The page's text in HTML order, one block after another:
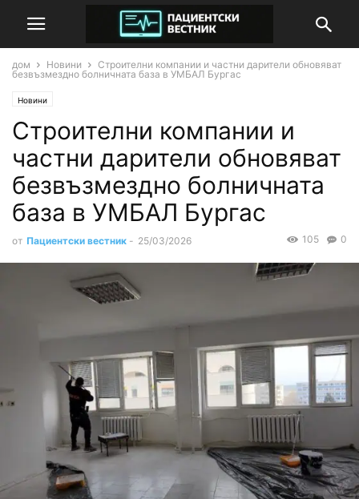
дом Новини
Строителни компании и частни дарители обновяват
безвъзмездно болничната база в УМБАЛ Бургас
Новини
Строителни компании и
частни дарители обновяват
безвъзмездно болничната
база в УМБАЛ Бургас
от Пациентски вестник - 25/03/2026 0
105